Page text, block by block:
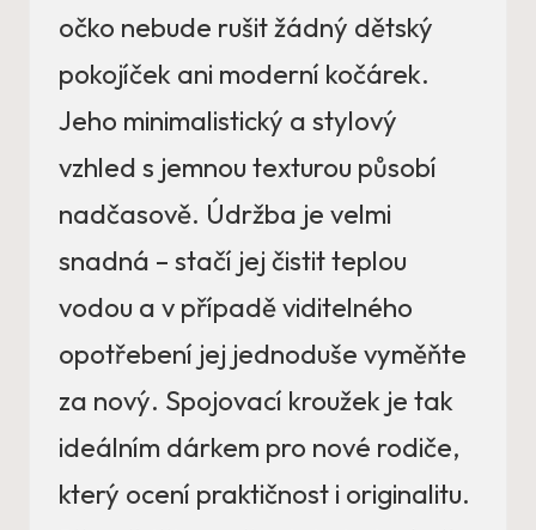
očko nebude rušit žádný dětský
pokojíček ani moderní kočárek.
Jeho minimalistický a stylový
vzhled s jemnou texturou působí
nadčasově. Údržba je velmi
snadná – stačí jej čistit teplou
vodou a v případě viditelného
opotřebení jej jednoduše vyměňte
za nový. Spojovací kroužek je tak
ideálním dárkem pro nové rodiče,
který ocení praktičnost i originalitu.